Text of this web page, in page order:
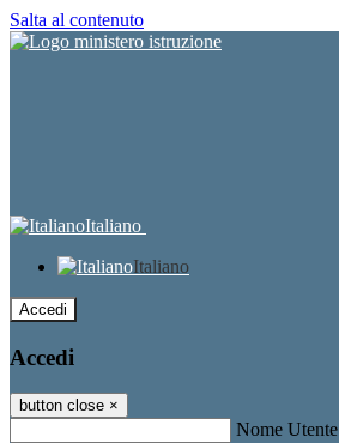
Salta al contenuto
Italiano
Italiano
Accedi
Accedi
button close ×
Nome Utente